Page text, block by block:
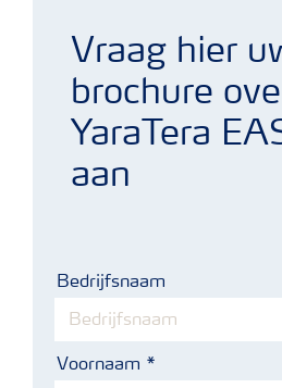
Yara GlasActueel 02
Vraag hier
brochure
YaraTera
aan
Bedrijfsnaam
Voornaam